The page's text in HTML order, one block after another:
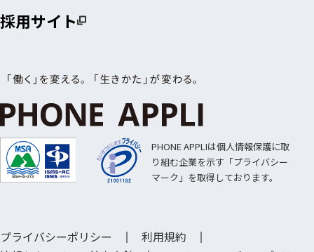
採用サイト
PHONE APPLIは個人情報保護に取
り組む企業を示す「プライバシー
マーク」を取得しております。
プライバシーポリシー
利用規約